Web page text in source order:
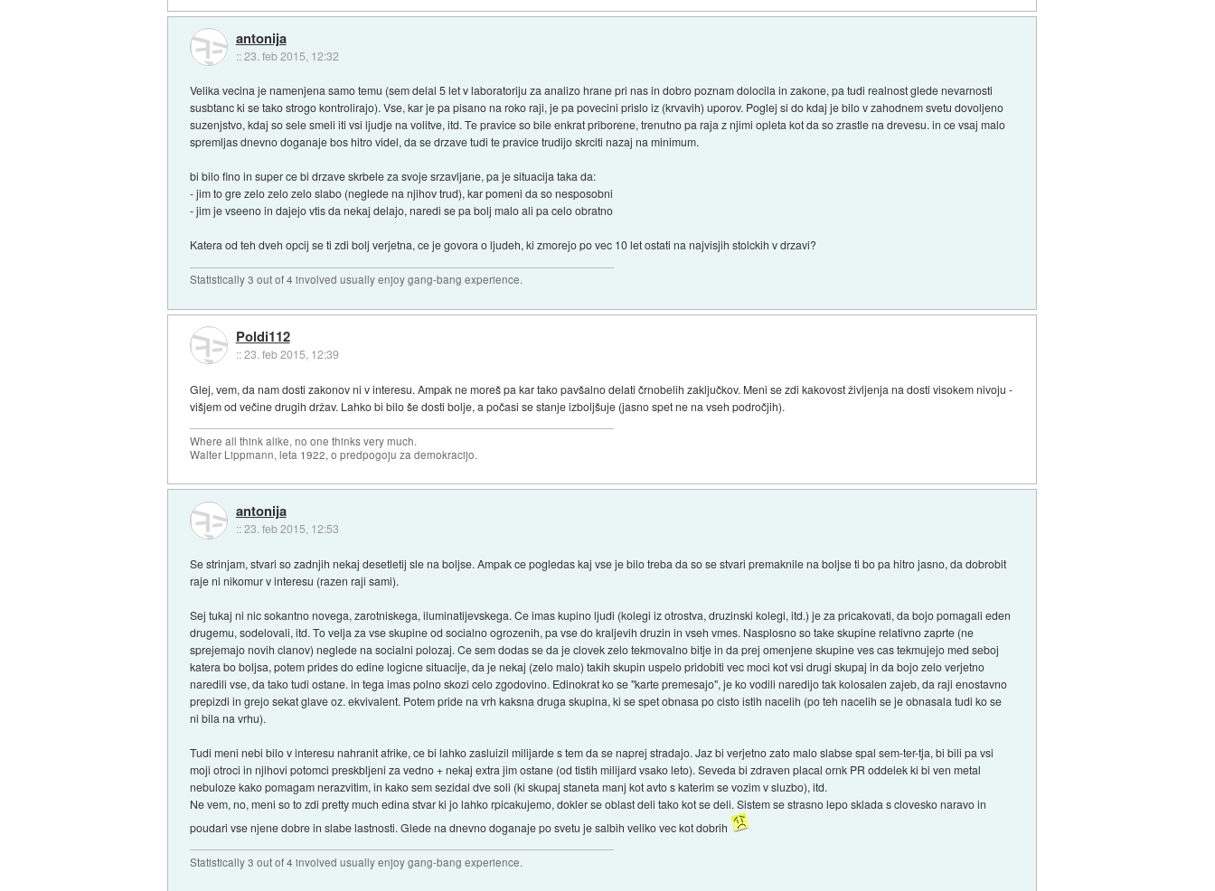
antonija
::23. feb 2015, 12:32
Velika vecina je namenjena samo temu (sem delal 5 let v laboratoriju za analizo hrane pri nas in dobro poznam dolocila in zakone, pa tudi realnost glede nevarnosti
susbtanc ki se tako strogo kontrolirajo). Vse, kar je pa pisano na roko raji, je pa povecini prislo iz (krvavih) uporov. Poglej si do kdaj je bilo v zahodnem svetu dovoljeno
suzenjstvo, kdaj so sele smeli iti vsi ljudje na volitve, itd. Te pravice so bile enkrat priborene, trenutno pa raja z njimi opleta kot da so zrastle na drevesu. in ce vsaj malo
spremljas dnevno doganaje bos hitro videl, da se drzave tudi te pravice trudijo skrciti nazaj na minimum.
bi bilo fino in super ce bi drzave skrbele za svoje srzavljane, pa je situacija taka da:
- jim to gre zelo zelo zelo slabo (neglede na njihov trud), kar pomeni da so nesposobni
- jim je vseeno in dajejo vtis da nekaj delajo, naredi se pa bolj malo ali pa celo obratno
Katera od teh dveh opcij se ti zdi bolj verjetna, ce je govora o ljudeh, ki zmorejo po vec 10 let ostati na najvisjih stolckih v drzavi?
Statistically 3 out of 4 involved usually enjoy gang-bang experience.
Poldi112
::23. feb 2015, 12:39
Glej, vem, da nam dosti zakonov ni v interesu. Ampak ne moreš pa kar tako pavšalno delati črnobelih zaključkov. Meni se zdi kakovost življenja na dosti visokem nivoju -
višjem od večine drugih držav. Lahko bi bilo še dosti bolje, a počasi se stanje izboljšuje (jasno spet ne na vseh področjih).
Where all think alike, no one thinks very much.
Walter Lippmann, leta 1922, o predpogoju za demokracijo.
antonija
::23. feb 2015, 12:53
Se strinjam, stvari so zadnjih nekaj desetletij sle na boljse. Ampak ce pogledas kaj vse je bilo treba da so se stvari premaknile na boljse ti bo pa hitro jasno, da dobrobit
raje ni nikomur v interesu (razen raji sami).
Sej tukaj ni nic sokantno novega, zarotniskega, iluminatijevskega. Ce imas kupino ljudi (kolegi iz otrostva, druzinski kolegi, itd.) je za pricakovati, da bojo pomagali eden
drugemu, sodelovali, itd. To velja za vse skupine od socialno ogrozenih, pa vse do kraljevih druzin in vseh vmes. Nasplosno so take skupine relativno zaprte (ne
sprejemajo novih clanov) neglede na socialni polozaj. Ce sem dodas se da je clovek zelo tekmovalno bitje in da prej omenjene skupine ves cas tekmujejo med seboj
katera bo boljsa, potem prides do edine logicne situacije, da je nekaj (zelo malo) takih skupin uspelo pridobiti vec moci kot vsi drugi skupaj in da bojo zelo verjetno
naredili vse, da tako tudi ostane. in tega imas polno skozi celo zgodovino. Edinokrat ko se "karte premesajo", je ko vodili naredijo tak kolosalen zajeb, da raji enostavno
prepizdi in grejo sekat glave oz. ekvivalent. Potem pride na vrh kaksna druga skupina, ki se spet obnasa po cisto istih nacelih (po teh nacelih se je obnasala tudi ko se
ni bila na vrhu).
Tudi meni nebi bilo v interesu nahranit afrike, ce bi lahko zasluizil milijarde s tem da se naprej stradajo. Jaz bi verjetno zato malo slabse spal sem-ter-tja, bi bili pa vsi
moji otroci in njihovi potomci preskbljeni za vedno + nekaj extra jim ostane (od tistih milijard vsako leto). Seveda bi zdraven placal ornk PR oddelek ki bi ven metal
nebuloze kako pomagam nerazvitim, in kako sem sezidal dve soli (ki skupaj staneta manj kot avto s katerim se vozim v sluzbo), itd.
Ne vem, no, meni so to zdi pretty much edina stvar ki jo lahko rpicakujemo, dokler se oblast deli tako kot se deli. Sistem se strasno lepo sklada s clovesko naravo in
poudari vse njene dobre in slabe lastnosti. Glede na dnevno doganaje po svetu je salbih veliko vec kot dobrih
Statistically 3 out of 4 involved usually enjoy gang-bang experience.